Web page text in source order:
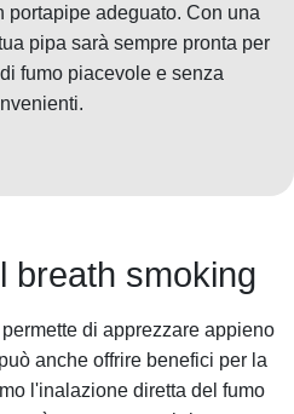
portapipe adeguato. Con una
pipa sarà sempre pronta per
fumo piacevole e senza
breath smoking
di apprezzare appieno
anche offrire benefici per la
l'inalazione diretta del fumo